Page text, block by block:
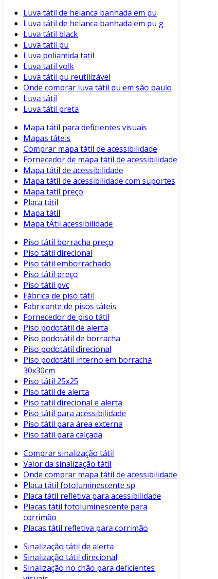
Luva tátil de helanca banhada em pu
Luva tátil de helanca banhada em pu g
Luva tátil black
Luva tatil pu
Luva poliamida tatil
Luva tatil volk
Luva tátil pu reutilizável
Onde comprar luva tátil pu em são paulo
Luva tátil
Luva tátil preta
Mapa tátil para deficientes visuais
Mapas táteis
Comprar mapa tátil de acessibilidade
Fornecedor de mapa tátil de acessibilidade
Mapa tátil de acessibilidade
Mapa tátil de acessibilidade com suportes
Mapa tatil preço
Placa tátil
Mapa tátil
Mapa tÁtil acessibilidade
Piso tátil borracha preço
Piso tátil direcional
Piso tátil emborrachado
Piso tátil preço
Piso tátil pvc
Fábrica de piso tátil
Fabricante de pisos táteis
Fornecedor de piso tátil
Piso podotátil de alerta
Piso podotátil de borracha
Piso podotátil direcional
Piso podotátil interno em borracha
30x30cm
Piso tátil 25x25
Piso tátil de alerta
Piso tatil direcional e alerta
Piso tátil para acessibilidade
Piso tátil para área externa
Piso tátil para calçada
Comprar sinalização tátil
Valor da sinalização tátil
Onde comprar mapa tátil de acessibilidade
Placa tátil fotoluminescente sp
Placa tátil refletiva para acessibilidade
Placas tátil fotoluminescente para
corrimão
Placas tátil refletiva para corrimão
Sinalização tátil de alerta
Sinalização tátil direcional
Sinalização no chão para deficientes